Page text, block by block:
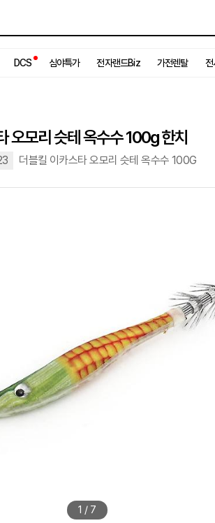
DCS 심야특가 전자랜드Biz 가전렌탈 전
오모리 슷테 옥수수 100g 한치
더블킬 이카스타 오모리 슷테 옥수수 100G
1 / 7